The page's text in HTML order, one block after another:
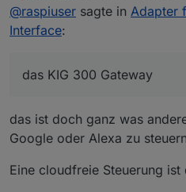
Interface:
Fernbedienungen
.... genau deshalb
gestellt ... heute
freundliche
Produkte auch ohne
anlernen könnte.
sagte in
Interface:
Ohne weitere
gefunden und in
bestätigt das
Nicht stören
@raspiuser sagte in Adapter
Interface:
das KIG 300 Gateway
das ist doch ganz was
Google oder Alexa zu
Eine cloudfreie Steuerung